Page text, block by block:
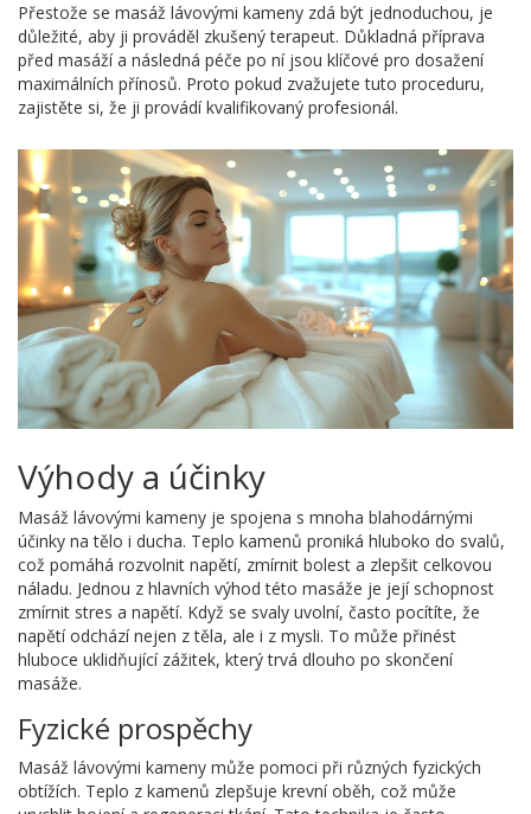
Přestože se masáž lávovými kameny zdá být jednoduchou, je
důležité, aby ji prováděl zkušený terapeut. Důkladná příprava
před masáží a následná péče po ní jsou klíčové pro dosažení
maximálních přínosů. Proto pokud zvažujete tuto proceduru,
zajistěte si, že ji provádí kvalifikovaný profesionál.
Výhody a účinky
Masáž lávovými kameny je spojena s mnoha blahodárnými
účinky na tělo i ducha. Teplo kamenů proniká hluboko do svalů,
což pomáhá rozvolnit napětí, zmírnit bolest a zlepšit celkovou
náladu. Jednou z hlavních výhod této masáže je její schopnost
zmírnit stres a napětí. Když se svaly uvolní, často pocítíte, že
napětí odchází nejen z těla, ale i z mysli. To může přinést
hluboce uklidňující zážitek, který trvá dlouho po skončení
masáže.
Fyzické prospěchy
Masáž lávovými kameny může pomoci při různých fyzických
obtížích. Teplo z kamenů zlepšuje krevní oběh, což může